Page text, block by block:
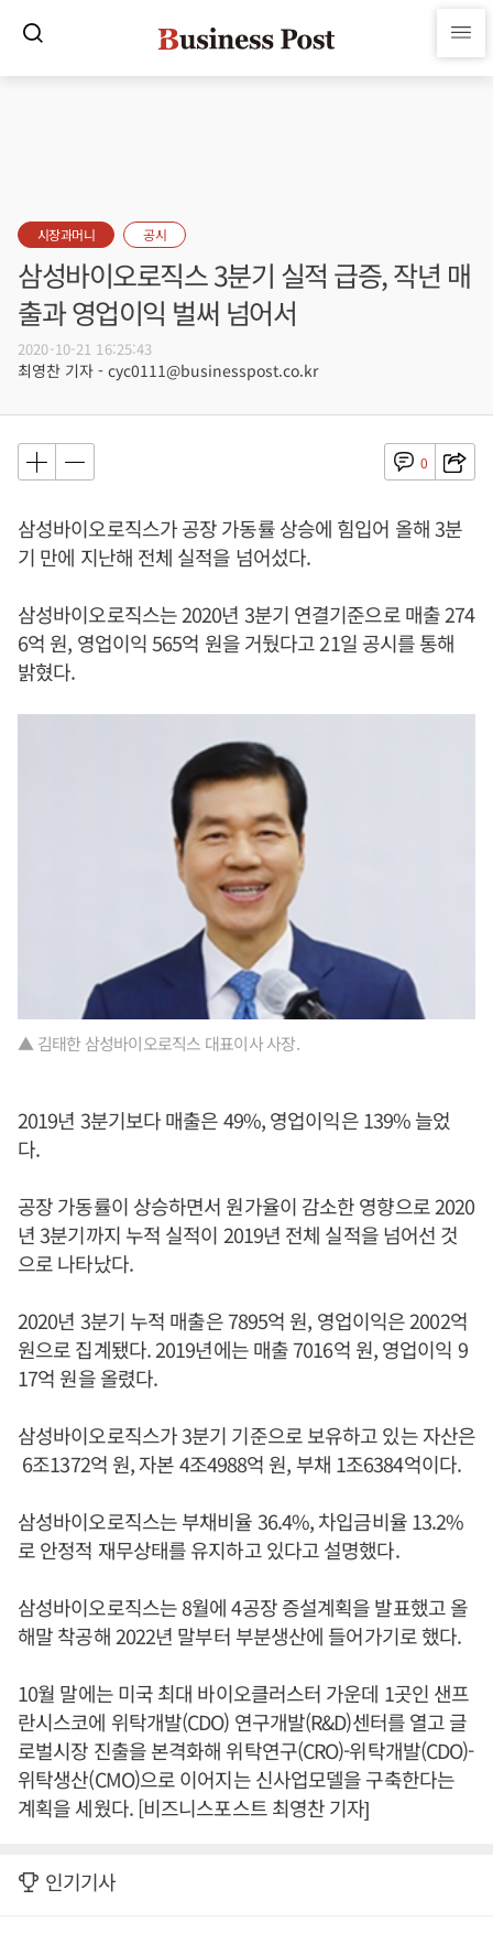
시장과머니 공시
삼성바이오로직스 3분기 실적 급증, 작년 매
출과 영업이익 벌써 넘어서
2020-10-21 16:25:43
최영찬 기자 - cyc0111@businesspost.co.kr
0
삼성바이오로직스가 공장 가동률 상승에 힘입어 올해 3분
기 만에 지난해 전체 실적을 넘어섰다.
삼성바이오로직스는 2020년 3분기 연결기준으로 매출 274
6억 원, 영업이익 565억 원을 거뒀다고 21일 공시를 통해
밝혔다.
▲ 김태한 삼성바이오로직스 대표이사 사장.
2019년 3분기보다 매출은 49%, 영업이익은 139% 늘었
다.
공장 가동률이 상승하면서 원가율이 감소한 영향으로 2020
년 3분기까지 누적 실적이 2019년 전체 실적을 넘어선 것
으로 나타났다.
2020년 3분기 누적 매출은 7895억 원, 영업이익은 2002억
원으로 집계됐다. 2019년에는 매출 7016억 원, 영업이익 9
17억 원을 올렸다.
삼성바이오로직스가 3분기 기준으로 보유하고 있는 자산은
6조1372억 원, 자본 4조4988억 원, 부채 1조6384억이다.
삼성바이오로직스는 부채비율 36.4%, 차입금비율 13.2%
로 안정적 재무상태를 유지하고 있다고 설명했다.
삼성바이오로직스는 8월에 4공장 증설계획을 발표했고 올
해말 착공해 2022년 말부터 부분생산에 들어가기로 했다.
10월 말에는 미국 최대 바이오클러스터 가운데 1곳인 샌프
란시스코에 위탁개발(CDO) 연구개발(R&D)센터를 열고 글
로벌시장 진출을 본격화해 위탁연구(CRO)-위탁개발(CDO)-
위탁생산(CMO)으로 이어지는 신사업모델을 구축한다는
계획을 세웠다. [비즈니스포스트 최영찬 기자]
인기기사